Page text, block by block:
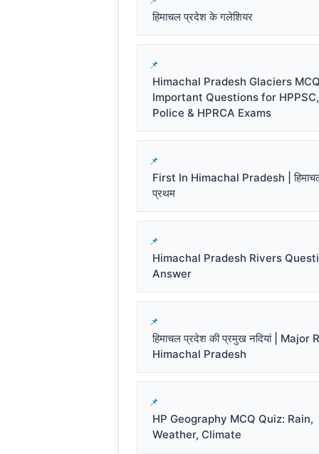
हिमाचल प्रदेश के गलेशियर
Himachal Pradesh Glaciers
Important Questions for
Police & HPRCA Exams
First In Himachal Pradesh |
प्रथम
Himachal Pradesh Rivers
Answer
हिमाचल प्रदेश की प्रमुख नदियां |
Himachal Pradesh
HP Geography MCQ Quiz: Rain,
Weather, Climate